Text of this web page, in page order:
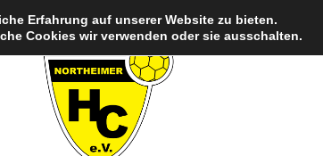
Erfahrung auf unserer Website zu bieten.
Cookies wir verwenden oder sie ausschalten.